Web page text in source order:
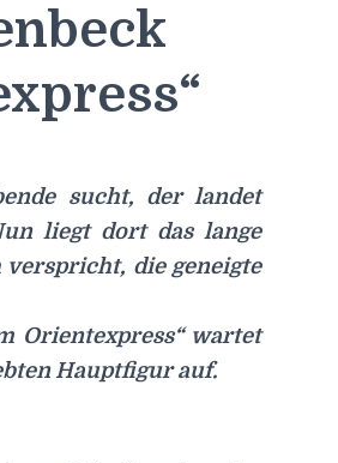
sucht, der landet
liegt dort das lange
die geneigte
Orientexpress“ wartet
Hauptfigur auf.